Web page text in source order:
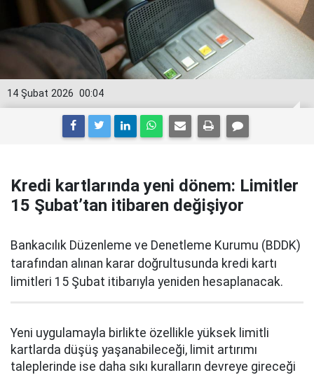
00:04
14 Şubat 2026
Kredi kartlarında yeni dönem: Limitler
15 Şubat’tan itibaren değişiyor
Bankacılık Düzenleme ve Denetleme Kurumu (BDDK)
tarafından alınan karar doğrultusunda kredi kartı
limitleri 15 Şubat itibarıyla yeniden hesaplanacak.
Yeni uygulamayla birlikte özellikle yüksek limitli
kartlarda düşüş yaşanabileceği, limit artırımı
taleplerinde ise daha sıkı kuralların devreye gireceği